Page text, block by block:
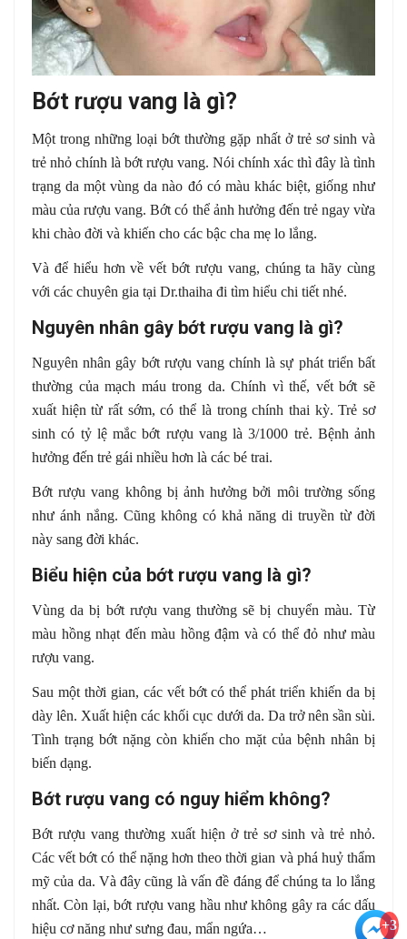
Bớt rượu vang là gì?
Một trong những loại bớt thường gặp nhất ở trẻ sơ sinh và
trẻ nhỏ chính là bớt rượu vang. Nói chính xác thì đây là tình
trạng da một vùng da nào đó có màu khác biệt, giống như
màu của rượu vang. Bớt có thể ảnh hưởng đến trẻ ngay vừa
khi chào đời và khiến cho các bậc cha mẹ lo lắng.
Và để hiểu hơn về vết bớt rượu vang, chúng ta hãy cùng
với các chuyên gia tại Dr.thaiha đi tìm hiểu chi tiết nhé.
Nguyên nhân gây bớt rượu vang là gì?
Nguyên nhân gây bớt rượu vang chính là sự phát triển bất
thường của mạch máu trong da. Chính vì thế, vết bớt sẽ
xuất hiện từ rất sớm, có thể là trong chính thai kỳ. Trẻ sơ
sinh có tỷ lệ mắc bớt rượu vang là 3/1000 trẻ. Bệnh ảnh
hưởng đến trẻ gái nhiều hơn là các bé trai.
Bớt rượu vang không bị ảnh hưởng bởi môi trường sống
như ánh nắng. Cũng không có khả năng di truyền từ đời
này sang đời khác.
Biểu hiện của bớt rượu vang là gì?
Vùng da bị bớt rượu vang thường sẽ bị chuyển màu. Từ
màu hồng nhạt đến màu hồng đậm và có thể đỏ như màu
rượu vang.
Sau một thời gian, các vết bớt có thể phát triển khiến da bị
dày lên. Xuất hiện các khối cục dưới da. Da trở nên sần sùi.
Tình trạng bớt nặng còn khiến cho mặt của bệnh nhân bị
biến dạng.
Bớt rượu vang có nguy hiểm không?
Bớt rượu vang thường xuất hiện ở trẻ sơ sinh và trẻ nhỏ.
Các vết bớt có thể nặng hơn theo thời gian và phá huỷ thẩm
mỹ của da. Và đây cũng là vấn đề đáng để chúng ta lo lắng
nhất. Còn lại, bớt rượu vang hầu như không gây ra các dấu
hiệu cơ năng như sưng đau, mẩn ngứa…
+3